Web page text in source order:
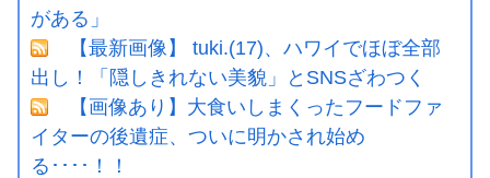
がある」
【最新画像】 tuki.(17)、ハワイでほぼ全部
出し！「隠しきれない美貌」とSNSざわつく
【画像あり】大食いしまくったフードファ
イターの後遺症、ついに明かされ始め
る････！！